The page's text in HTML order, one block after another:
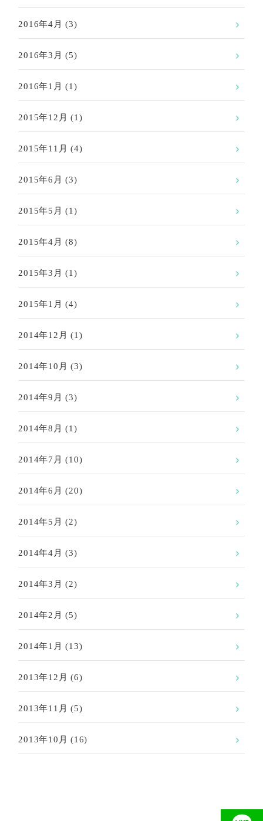
2016年4月 (3)
2016年3月 (5)
2016年1月 (1)
2015年12月 (1)
2015年11月 (4)
2015年6月 (3)
2015年5月 (1)
2015年4月 (8)
2015年3月 (1)
2015年1月 (4)
2014年12月 (1)
2014年10月 (3)
2014年9月 (3)
2014年8月 (1)
2014年7月 (10)
2014年6月 (20)
2014年5月 (2)
2014年4月 (3)
2014年3月 (2)
2014年2月 (5)
2014年1月 (13)
2013年12月 (6)
2013年11月 (5)
2013年10月 (16)